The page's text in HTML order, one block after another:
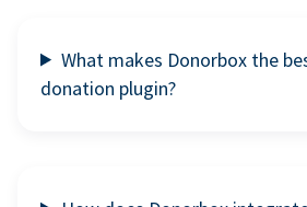
What makes Donorbox the
donation plugin?